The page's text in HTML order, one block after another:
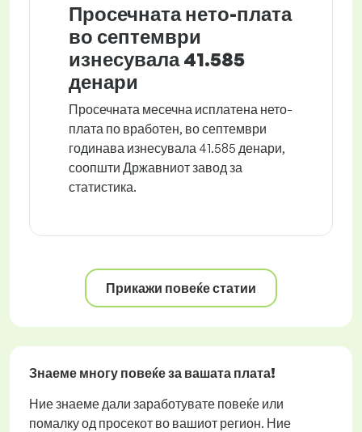
Просечната нето-плата
во септември
изнесувала 41.585
денари
Просечната месечна исплатена нето-
плата по вработен, во септември
годинава изнесувала 41.585 денари,
соопшти Државниот завод за
статистика.
Прикажи повеќе статии
Знаеме многу повеќе за вашата плата!
Ние знаеме дали заработувате повеќе или
помалку од просекот во вашиот регион. Ние